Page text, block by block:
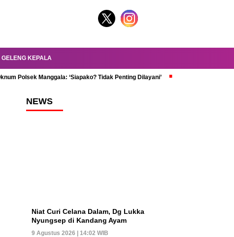
GELENG KEPALA
Polsek Manggala: ‘Siapako? Tidak Penting Dilayani’
NEWS
Niat Curi Celana Dalam, Dg Lukka
Nyungsep di Kandang Ayam
9 Agustus 2026 | 14:02 WIB